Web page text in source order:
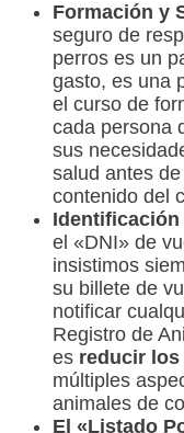
Formación y
seguro de
perros es un
gasto, es una
el curso de
cada persona
sus
salud antes
contenido del
el «DNI» de
insistimos
su billete de
notificar
Registro de
es reducir
múltiples
animales de
El «Listado